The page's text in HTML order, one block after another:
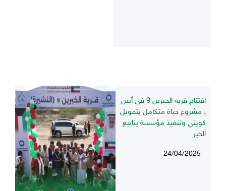
افتتاح قرية الخيرين 9 في أبين
, مشروع حياة متكامل بتمويل
كويتي وتنفيذ مؤسسة ينابيع
الخير
24/04/2025